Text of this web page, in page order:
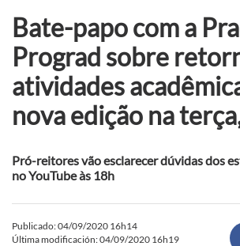
Bate-papo com a
Prograd sobre
atividades
nova edição na
Pró-reitores vão esclarecer dúvidas dos
no YouTube às 18h
Publicado: 04/09/2020 16h14
Última modificación: 04/09/2020 16h19